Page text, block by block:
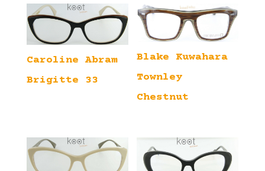
Caroline Abram
Brigitte 33
Blake Kuwahara
Townley
Chestnut